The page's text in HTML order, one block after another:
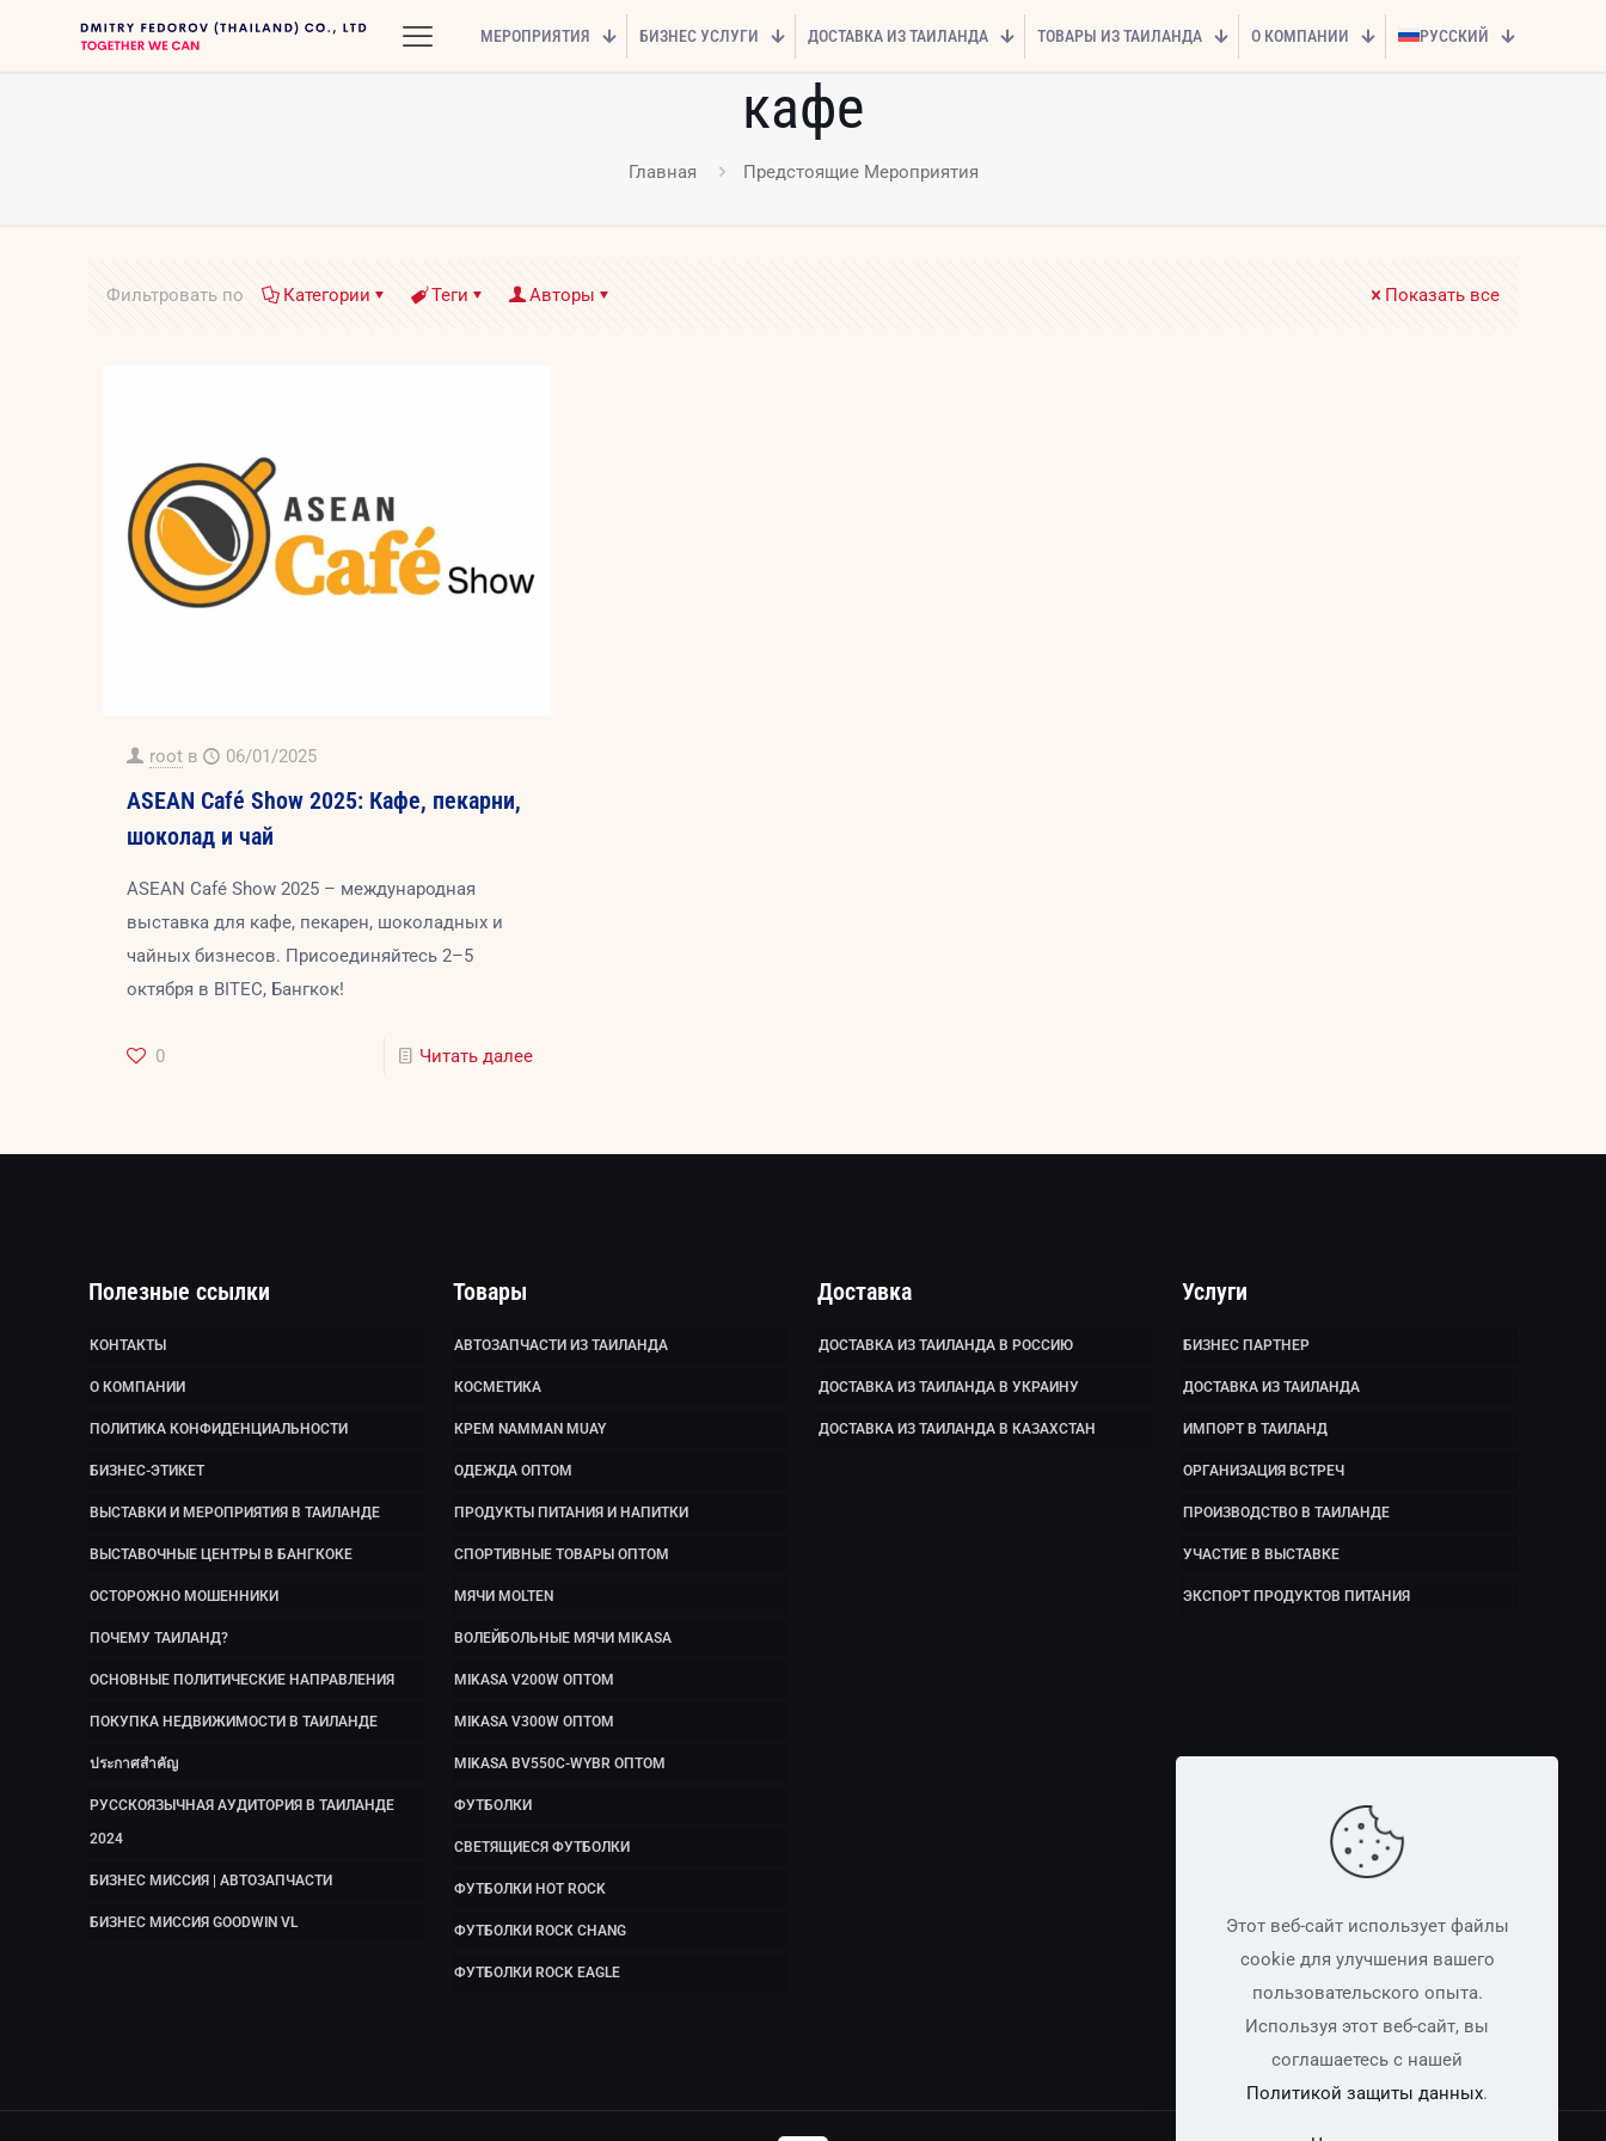
МЕРОПРИЯТИЯ БИЗНЕС УСЛУГИ ДОСТАВКА ИЗ ТАИЛАНДА ТОВАРЫ ИЗ ТАИЛАНДА О КОМПАНИИ РУССКИЙ
кафе
Главная Предстоящие Мероприятия
Фильтровать по Категории Теги Авторы Показать все
root в 06/01/2025
ASEAN Café Show 2025: Кафе, пекарни,
шоколад и чай
ASEAN Café Show 2025 – международная
выставка для кафе, пекарен, шоколадных и
чайных бизнесов. Присоединяйтесь 2–5
октября в BITEC, Бангкок!
0 Читать далее
Полезные ссылки
КОНТАКТЫ
О КОМПАНИИ
ПОЛИТИКА КОНФИДЕНЦИАЛЬНОСТИ
БИЗНЕС-ЭТИКЕТ
ВЫСТАВКИ И МЕРОПРИЯТИЯ В ТАИЛАНДЕ
ВЫСТАВОЧНЫЕ ЦЕНТРЫ В БАНГКОКЕ
ОСТОРОЖНО МОШЕННИКИ
ПОЧЕМУ ТАИЛАНД?
ОСНОВНЫЕ ПОЛИТИЧЕСКИЕ НАПРАВЛЕНИЯ
ПОКУПКА НЕДВИЖИМОСТИ В ТАИЛАНДЕ
ประกาศสำคัญ
РУССКОЯЗЫЧНАЯ АУДИТОРИЯ В ТАИЛАНДЕ
2024
БИЗНЕС МИССИЯ | АВТОЗАПЧАСТИ
БИЗНЕС МИССИЯ GOODWIN VL
Товары
АВТОЗАПЧАСТИ ИЗ ТАИЛАНДА
КОСМЕТИКА
КРЕМ NAMMAN MUAY
ОДЕЖДА ОПТОМ
ПРОДУКТЫ ПИТАНИЯ И НАПИТКИ
СПОРТИВНЫЕ ТОВАРЫ ОПТОМ
МЯЧИ MOLTEN
ВОЛЕЙБОЛЬНЫЕ МЯЧИ MIKASA
MIKASA V200W ОПТОМ
MIKASA V300W ОПТОМ
MIKASA BV550C-WYBR ОПТОМ
ФУТБОЛКИ
СВЕТЯЩИЕСЯ ФУТБОЛКИ
ФУТБОЛКИ HOT ROCK
ФУТБОЛКИ ROCK CHANG
ФУТБОЛКИ ROCK EAGLE
Доставка
ДОСТАВКА ИЗ ТАИЛАНДА В РОССИЮ
ДОСТАВКА ИЗ ТАИЛАНДА В УКРАИНУ
ДОСТАВКА ИЗ ТАИЛАНДА В КАЗАХСТАН
Услуги
БИЗНЕС ПАРТНЕР
ДОСТАВКА ИЗ ТАИЛАНДА
ИМПОРТ В ТАИЛАНД
ОРГАНИЗАЦИЯ ВСТРЕЧ
ПРОИЗВОДСТВО В ТАИЛАНДЕ
УЧАСТИЕ В ВЫСТАВКЕ
ЭКСПОРТ ПРОДУКТОВ ПИТАНИЯ
Этот веб-сайт использует файлы
cookie для улучшения вашего
пользовательского опыта.
Используя этот веб-сайт, вы
соглашаетесь с нашей
Политикой защиты данных.